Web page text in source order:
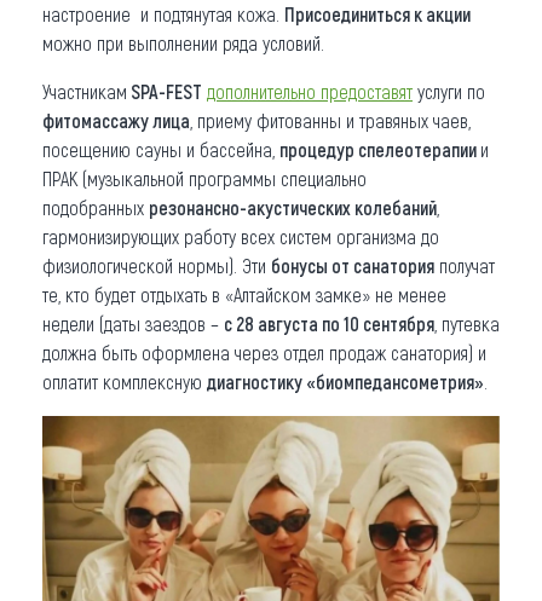
настроение и подтянутая кожа. Присоединиться к акции
можно при выполнении ряда условий.
Участникам SPA-FEST дополнительно предоставят услуги по
фитомассажу лица , приему фитованны и травяных чаев,
посещению сауны и бассейна, процедур спелеотерапии и
ПРАК (музыкальной программы специально
подобранных резонансно-акустических колебаний
гармонизирующих работу всех систем организма до
физиологической нормы). Эти бонусы от санатория получат
те, кто будет отдыхать в «Алтайском замке» не менее
недели (даты заездов – с 28 августа по 10 сентября , путевка
должна быть оформлена через отдел продаж санатория) и
оплатит комплексную диагностику «биомпедансометрия»